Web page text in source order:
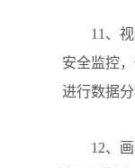
11、视
安全监控
进行数据分
12、画